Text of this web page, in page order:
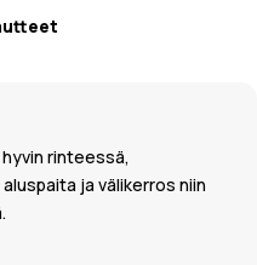
hyvin rinteessä,
ja välikerros niin